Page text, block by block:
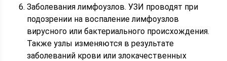
Заболевания лимфоузлов. УЗИ проводят при
подозрении на воспаление лимфоузлов
вирусного или бактериального происхождения.
Также узлы изменяются в результате
заболеваний крови или злокачественных